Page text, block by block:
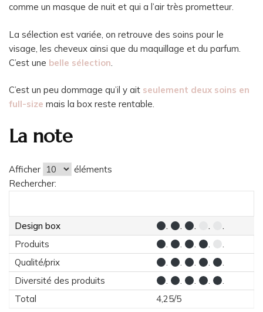
comme un masque de nuit et qui a l’air très prometteur.
La sélection est variée, on retrouve des soins pour le
visage, les cheveux ainsi que du maquillage et du parfum.
C’est une belle sélection
C’est un peu dommage qu’il y ait seulement deux soins en
full-size mais la box reste rentable.
La note
Afficher
éléments
Rechercher:
Design box . . . .
.
Produits
. . . .
.
Qualité/prix
. . . .
.
Diversité des produits
. . . .
.
Total
4,25/5